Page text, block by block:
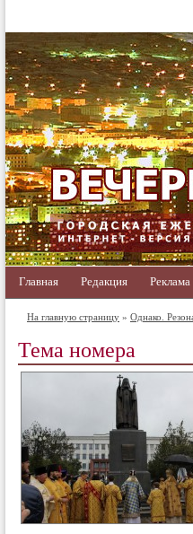
Главная Редакция Реклама
На главную страницу » Однако.
Тема номера